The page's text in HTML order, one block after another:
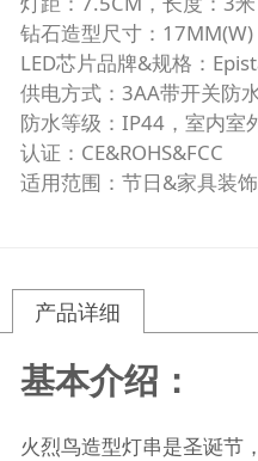
钻石造型尺寸：17MM(W)
LED芯片品牌&规格：
供电方式：3AA带开关防
防水等级：IP44，室内室
认证：CE&ROHS&FCC
适用范围：节日&家具装饰
产品详细
基本介绍：
火烈鸟造型灯串是圣诞节